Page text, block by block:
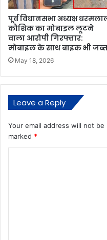
पूर्व विधानसभा अध्यक्ष
कौशिक का मोबाइल लूटने
वाला आरोपी गिरफ्तार:
मोबाइल के साथ बाइक भी जब्त
May 18, 2026
Leave a Reply
Your email address will not be
marked *